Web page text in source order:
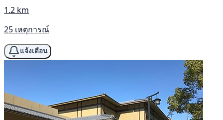
1.2 km
25 เหตุการณ์
แจ้งเตือน